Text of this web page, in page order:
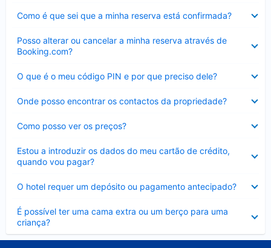
Como é que sei que a minha reserva está confirmada?
fechado
Posso alterar ou cancelar a minha reserva através de
Booking.com?
fechado
O que é o meu código PIN e por que preciso dele?
fechado
Onde posso encontrar os contactos da propriedade?
fechado
Como posso ver os preços?
fechado
Estou a introduzir os dados do meu cartão de crédito,
quando vou pagar?
fechado
O hotel requer um depósito ou pagamento antecipado?
fechado
É possível ter uma cama extra ou um berço para uma
criança?
Elemento
fechado